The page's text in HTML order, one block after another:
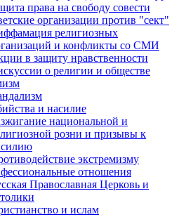
права на свободу совести
организации против "сект"
религиозных
и конфликты со СМИ
в защиту нравственности
о религии и обществе
и насилие
национальной и
розни и призывы к
экстремизму
отношения
Православная Церковь и
и ислам